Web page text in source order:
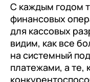
С каждым годом
финансовых
для кассовых
видим, как все
на системный
платежами, а те,